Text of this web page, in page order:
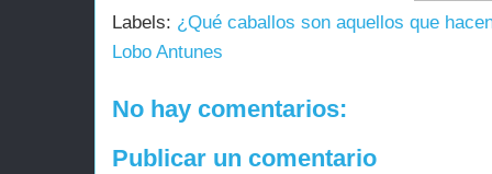
Labels: ¿Qué caballos son aquellos que
Lobo Antunes
No hay comentarios:
Publicar un comentario